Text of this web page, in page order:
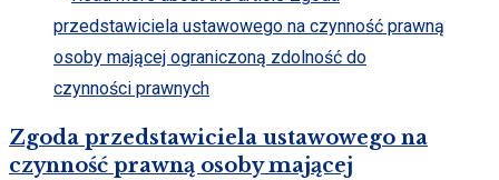
Zgoda przedstawiciela ustawowego na
czynność prawną osoby mającej